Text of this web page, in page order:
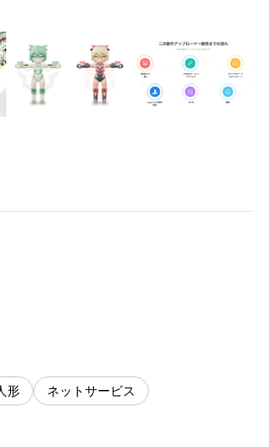
形 ネットサービス